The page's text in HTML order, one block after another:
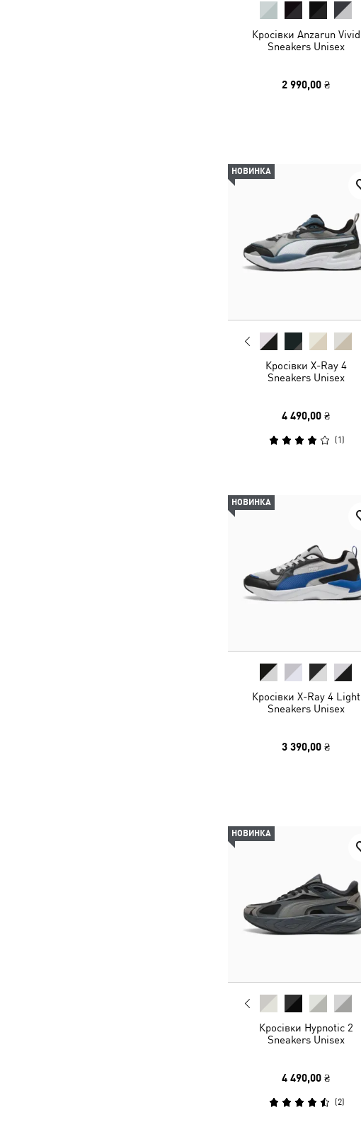
Кросівки Anzarun Vivid
Sneakers Unisex
2 990,00 ₴
НОВИНКА
Кросівки X-Ray 4
Sneakers Unisex
4 490,00 ₴
(1 )
НОВИНКА
Кросівки X-Ray 4 Light
Sneakers Unisex
3 390,00 ₴
НОВИНКА
Кросівки Hypnotic 2
Sneakers Unisex
4 490,00 ₴
(2)